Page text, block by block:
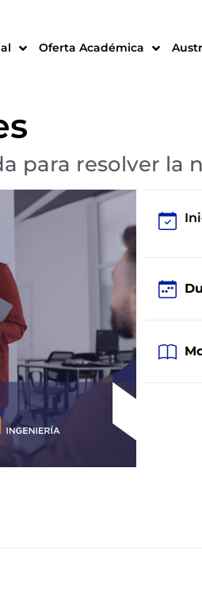
Oferta Académica
para resolver la